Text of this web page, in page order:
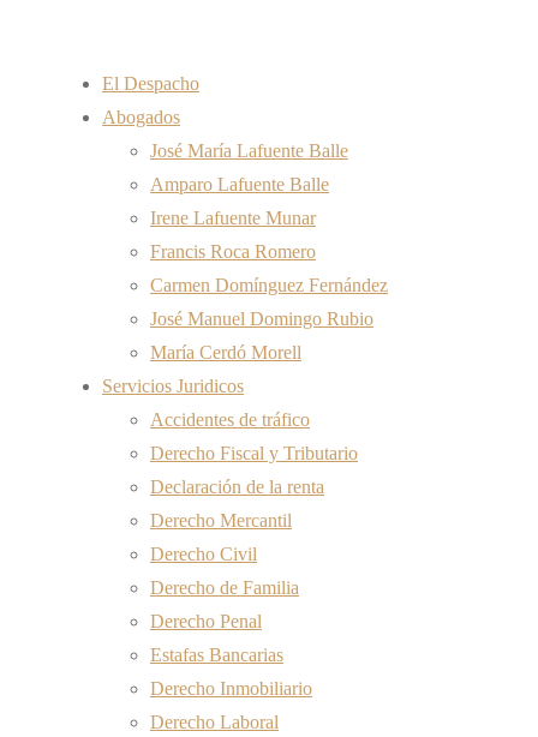
El Despacho
Abogados
José María Lafuente Balle
Amparo Lafuente Balle
Irene Lafuente Munar
Francis Roca Romero
Carmen Domínguez Fernández
José Manuel Domingo Rubio
María Cerdó Morell
Servicios Juridicos
Accidentes de tráfico
Derecho Fiscal y Tributario
Declaración de la renta
Derecho Mercantil
Derecho Civil
Derecho de Familia
Derecho Penal
Estafas Bancarias
Derecho Inmobiliario
Derecho Laboral